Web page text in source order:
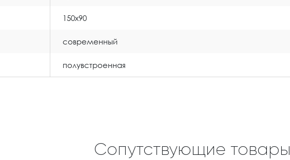
150x90
современный
полувстроенная
Сопутствующие товары